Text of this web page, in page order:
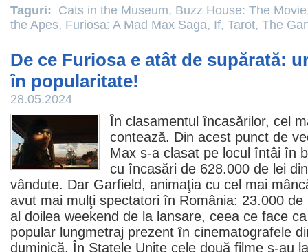
Taguri: Cats in the Museum, Buzz House: The Movie
the Apes, Furiosa: A Mad Max Saga, If, Tarot, The
De ce Furiosa e atât de supărată:
în popularitate!
28.05.2024
În clasamentul încasărilor, cel
contează. Din acest punct de
Max s-a clasat pe locul întâi în
cu încasări de 628.000 de lei
vândute. Dar Garfield, animaţia cu cel mai
avut mai mulţi spectatori în România: 23.000
al doilea weekend de la lansare, ceea ce face
popular lungmetraj prezent în cinematografele
duminică. În Statele Unite cele două filme s-au